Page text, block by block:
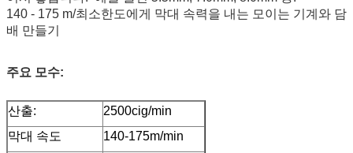
140 - 175 m/최소한도에게 막대 속력을 내는 모이는 기계와 담
배 만들기
주요 모수:
산출:
2500cig/min
막대 속도
140-175m/min